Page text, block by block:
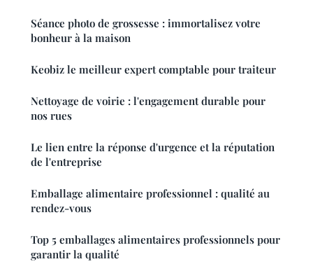
Séance photo de grossesse : immortalisez votre
bonheur à la maison
Keobiz le meilleur expert comptable pour traiteur
Nettoyage de voirie : l'engagement durable pour
nos rues
Le lien entre la réponse d'urgence et la réputation
de l'entreprise
Emballage alimentaire professionnel : qualité au
rendez-vous
Top 5 emballages alimentaires professionnels pour
garantir la qualité